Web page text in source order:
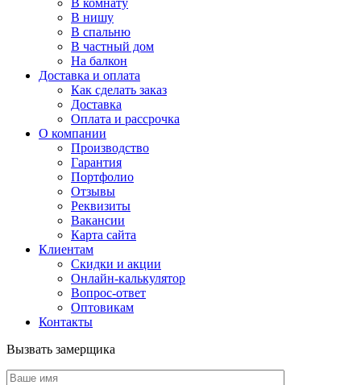
В комнату
В нишу
В спальню
В частный дом
На балкон
Доставка и оплата
Как сделать заказ
Доставка
Оплата и рассрочка
О компании
Производство
Гарантия
Портфолио
Отзывы
Реквизиты
Вакансии
Карта сайта
Клиентам
Скидки и акции
Онлайн-калькулятор
Вопрос-ответ
Оптовикам
Контакты
Вызвать замерщика